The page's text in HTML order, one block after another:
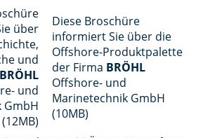
über
und
BRÖHL
und
GmbH
(12MB)
Diese Broschüre
informiert Sie über die
Offshore-Produktpalette
der Firma BRÖHL
Offshore- und
Marinetechnik GmbH
(10MB)